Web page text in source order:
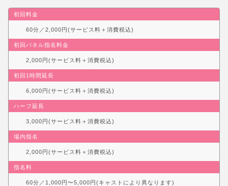
初回料金
60分／2,000円(サービス料＋消費税込)
初回パネル指名料金
2,000円(サービス料＋消費税込)
初回1時間延長
6,000円(サービス料＋消費税込)
ハーフ延長
3,000円(サービス料＋消費税込)
場内指名
2,000円(サービス料＋消費税込)
指名料
60分／1,000円〜5,000円(キャストにより異なります)